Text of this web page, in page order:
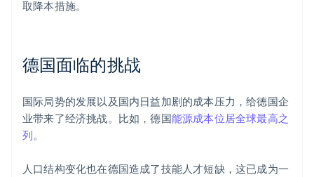
取降本措施。
德国面临的挑战
国际局势的发展以及国内日益加剧的成本压力，给德国企
业带来了经济挑战。比如，德国能源成本位居全球最高之
列。
人口结构变化也在德国造成了技能人才短缺，这已成为一